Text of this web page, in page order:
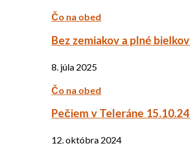
Čo na obed
Bez zemiakov a plné
8. júla 2025
Čo na obed
Pečiem v Teleráne
12. októbra 2024